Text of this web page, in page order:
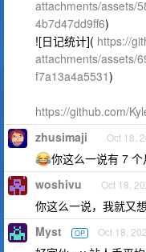
attachments/assets/
4b7d47dd9ff6)
![日记统计]( https://
attachments/assets/
f7a13a4a5531)
https://github.com/
zhusimaji Oct 18,
你这么一说有 7
woshivu Oct 18,
你这么一说，我就又
Myst OP Oct 18,